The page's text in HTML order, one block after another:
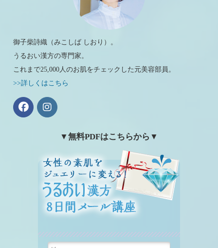
御子柴詩織（みこしば しおり）。
うるおい漢方の専門家。
これまで25,000人のお肌をチェックした元美容部員。
>>詳しくはこちら
▼無料PDFはこちらから▼
女性の素